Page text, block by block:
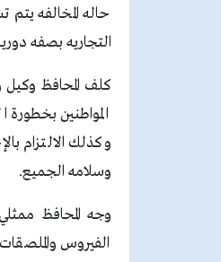
حاله المخالفه
التجاريه بصفه
كلف المحافظ
المواطنين
وكذلك الالتزام
وسلامه الجميع.
وجه المحافظ
الفيروس